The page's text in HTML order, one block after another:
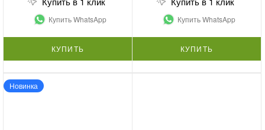
Купить WhatsApp
КУПИТЬ
Купить WhatsApp
КУПИТЬ
Новинка